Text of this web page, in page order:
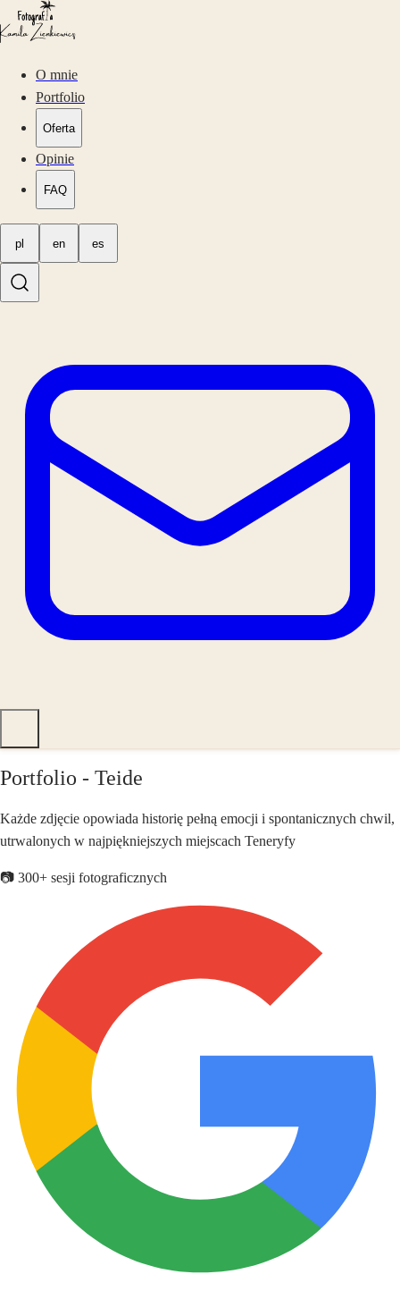
O mnie
Portfolio
Oferta
Opinie
FAQ
pl en es
Portfolio - Teide
Każde zdjęcie opowiada historię pełną emocji i spontanicznych chwil,
utrwalonych w najpiękniejszych miejscach Teneryfy
📷 300+ sesji fotograficznych